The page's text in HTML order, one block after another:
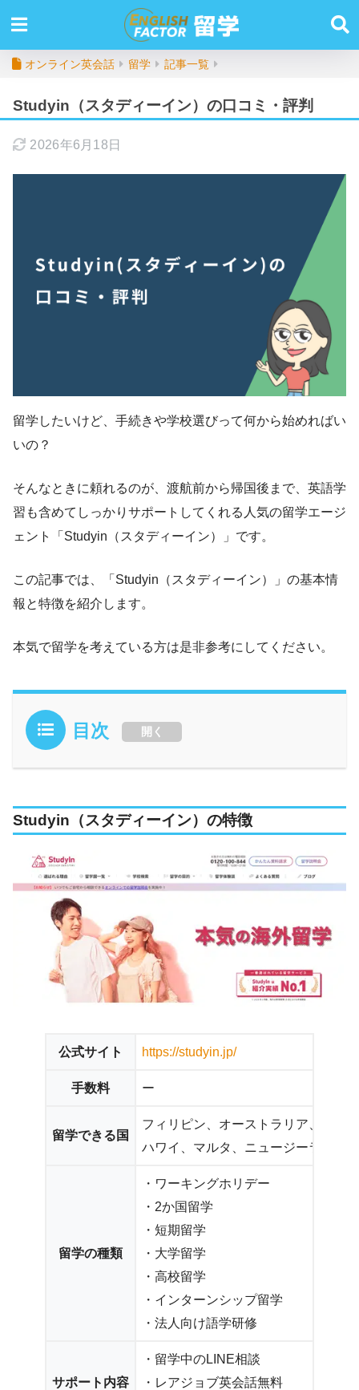
オンライン英会話 留学 記事一覧
Studyin（スタディーイン）の口コミ・評判
2026年6月18日
留学したいけど、手続きや学校選びって何から始めればい
いの？
そんなときに頼れるのが、渡航前から帰国後まで、英語学
習も含めてしっかりサポートしてくれる人気の留学エージ
ェント「Studyin（スタディーイン）」です。
この記事では、「Studyin（スタディーイン）」の基本情
報と特徴を紹介します。
本気で留学を考えている方は是非参考にしてください。
目次 開く
Studyin（スタディーイン）の特徴
公式サイト https://studyin.jp/
手数料 ー
留学できる国
フィリピン、オーストラリア、カナ
ハワイ、マルタ、ニュージーランド
留学の種類
・ワーキングホリデー
・2か国留学
・短期留学
・大学留学
・高校留学
・インターンシップ留学
・法人向け語学研修
サポート内容
・留学中のLINE相談
・レアジョブ英会話無料